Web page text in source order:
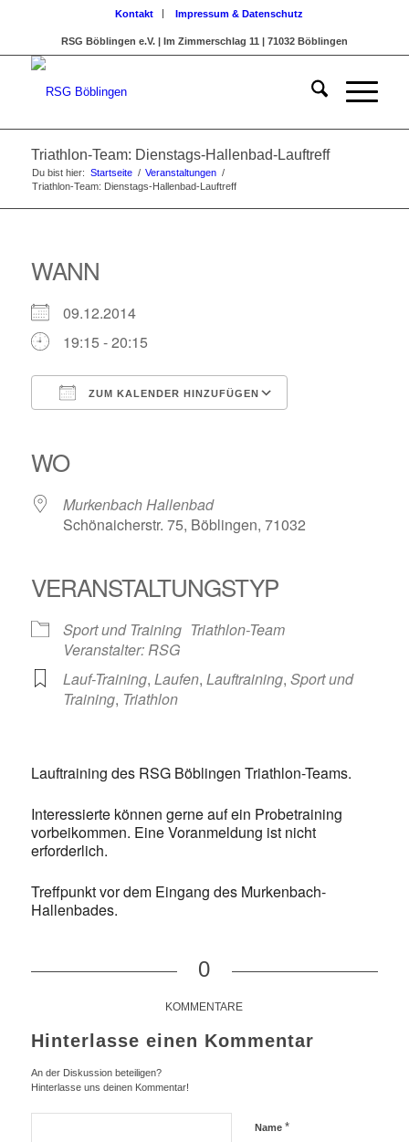
Kontakt Impressum & Datenschutz
RSG Böblingen e.V. | Im Zimmerschlag 11 | 71032 Böblingen
Triathlon-Team: Dienstags-Hallenbad-Lauftreff
Du bist hier: Startseite / Veranstaltungen /
Triathlon-Team: Dienstags-Hallenbad-Lauftreff
WANN
09.12.2014
19:15 - 20:15
ZUM KALENDER HINZUFÜGEN
WO
Murkenbach Hallenbad
Schönaicherstr. 75, Böblingen, 71032
VERANSTALTUNGSTYP
Sport und Training Triathlon-Team
Veranstalter: RSG
Lauf-Training, Laufen, Lauftraining, Sport und
Training, Triathlon
Lauftraining des RSG Böblingen Triathlon-Teams.
Interessierte können gerne auf ein Probetraining
vorbeikommen. Eine Voranmeldung ist nicht
erforderlich.
Treffpunkt vor dem Eingang des Murkenbach-
Hallenbades.
0
KOMMENTARE
Hinterlasse einen Kommentar
An der Diskussion beteiligen?
Hinterlasse uns deinen Kommentar!
Name *